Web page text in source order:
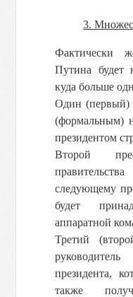
3.
Фактически
Путина будет
куда больше
Один (первый)
(формальным)
президентом
Второй
следующему
будет
аппаратной
Третий
президента,
также